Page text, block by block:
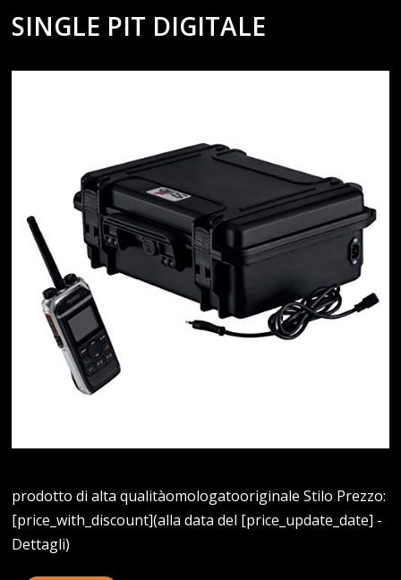
SINGLE PIT DIGITALE
prodotto di alta qualitàomologatooriginale Stilo Prezzo:
[price_with_discount](alla data del [price_update_date] -
Dettagli)